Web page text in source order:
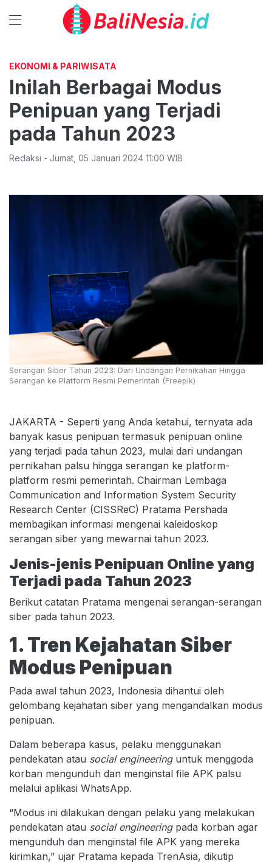
EKONOMI & PARIWISATA
Inilah Berbagai Modus
Penipuan yang Terjadi
pada Tahun 2023
Redaksi - Jumat 05 Januari 2024 11:00 WIB
Serangan Siber Tahun 2023: Dari Undangan Pernikahan Hingga
Serangan ke Platform Resmi Pemerintah (Freepik)
JAKARTA - Seperti yang Anda ketahui, ternyata ada
banyak kasus penipuan termasuk penipuan online
yang terjadi pada tahun 2023, mulai dari undangan
pernikahan palsu hingga serangan ke platform-
platform resmi pemerintah. Chairman Lembaga
Communication and Information System Security
Research Center (CISSReC) Pratama Pershada
membagikan informasi mengenai kaleidoskop
serangan siber yang mewarnai tahun 2023.
Jenis-jenis Penipuan Online yang
Terjadi pada Tahun 2023
Berikut catatan Pratama mengenai serangan-serangan
siber pada tahun 2023.
1. Tren Kejahatan Siber
Modus Penipuan
Pada awal tahun 2023, Indonesia dihantui oleh
gelombang kejahatan siber yang mengandalkan modus
penipuan.
Dalam beberapa kasus, pelaku menggunakan
pendekatan atau social engineeringuntuk menggoda
korban mengunduh dan menginstal file APK palsu
melalui aplikasi WhatsApp.
“Modus ini dilakukan dengan pelaku yang melakukan
pendekatan atau social engineeringpada korban agar
mengunduh dan menginstal file APK yang mereka
kirimkan,” ujar Pratama kepada TrenAsia, dikutip